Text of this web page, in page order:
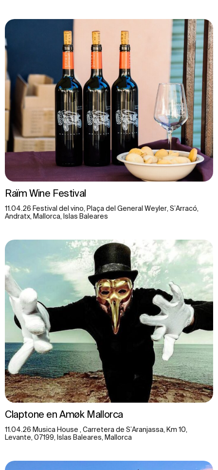
Raïm Wine Festival
11.04.26 Festival del vino, Plaça del General Weyler, S’Arracó,
Andratx, Mallorca, Islas Baleares
Claptone en Amøk Mallorca
11.04.26 Musica House , Carretera de S’Aranjassa, Km 10,
Levante, 07199, Islas Baleares, Mallorca